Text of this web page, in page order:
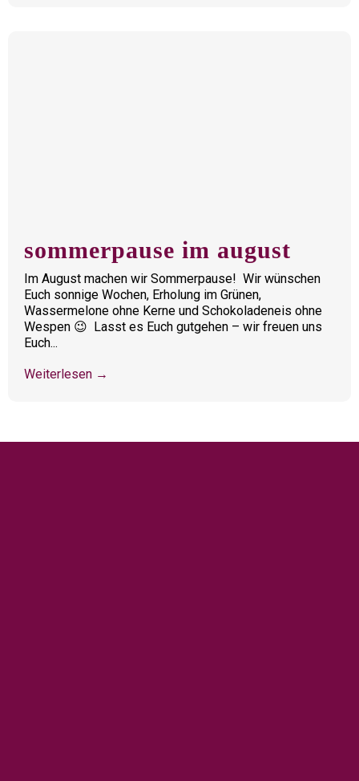
sommerpause im august
Im August machen wir Sommerpause! Wir wünschen
Euch sonnige Wochen, Erholung im Grünen,
Wassermelone ohne Kerne und Schokoladeneis ohne
Wespen 😉 Lasst es Euch gutgehen – wir freuen uns
Euch...
Weiterlesen →